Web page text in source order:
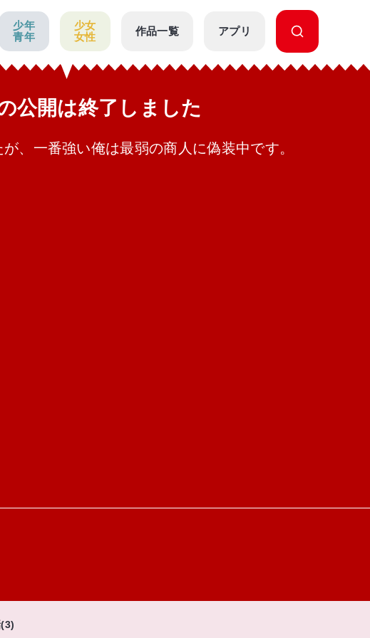
少年
青年
少女
女性
作品一覧 アプリ
公開は終了しました
、一番強い俺は最弱の商人に偽装中です。
(3)